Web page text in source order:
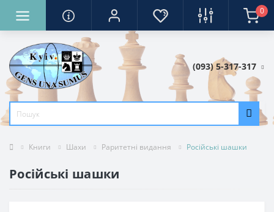
0
(093) 5-317-317
Книги Шахи Раритетні видання Російські шашки
Російські шашки